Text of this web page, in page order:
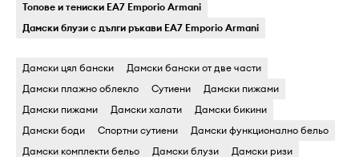
Топове и тениски EA7 Emporio Armani
Дамски блузи с дълги ръкави EA7 Emporio Armani
Дамски цял бански
Дамски бански oт две части
Дамски плажно облекло
Cутиени
Дамски пижами
Дамски пижами
Дамски халати
Дамски бикини
Дамски боди
Cпортни сутиени
Дамски функционално бельо
Дамски комплекти бельо
Дамски блузи Дамски ризи